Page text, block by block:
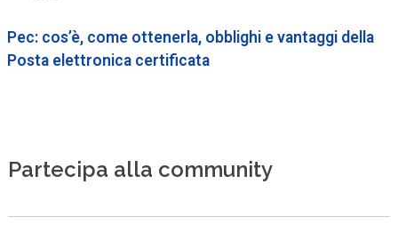
Pec: cos’è, come ottenerla, obblighi e vantaggi della
Posta elettronica certificata
Partecipa alla community